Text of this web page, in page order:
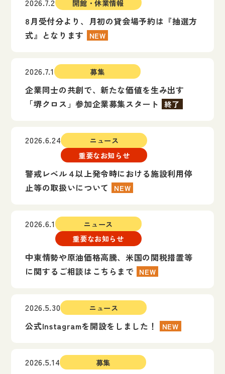
開館・休業情報
8月受付分より、月初の貸会場予約は『抽選方
式』となります
NEW
2026.7.1 募集
企業同士の共創で、新たな価値を生み出す
「堺クロス」参加企業募集スタート
終了
2026.6.24
ニュース
重要なお知らせ
警戒レベル４以上発令時における施設利用停
止等の取扱いについて
NEW
2026.6.1
ニュース
重要なお知らせ
中東情勢や原油価格高騰、米国の関税措置等
に関するご相談はこちらまで NEW
2026.5.30 ニュース
公式Instagramを開設をしました！ NEW
2026.5.14 募集